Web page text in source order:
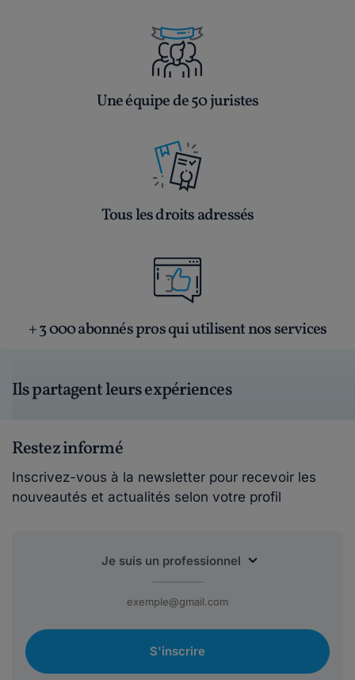
Une équipe de 50 juristes
Tous les droits adressés
+ 3 000 abonnés pros qui utilisent nos services
Ils partagent leurs expériences
Restez informé
Inscrivez-vous à la newsletter pour recevoir les
nouveautés et actualités selon votre profil
S'inscrire